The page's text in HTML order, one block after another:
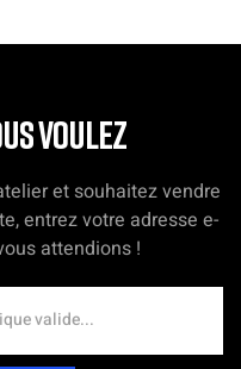
VOULEZ
et souhaitez vendre
entrez votre adresse e-
attendions !